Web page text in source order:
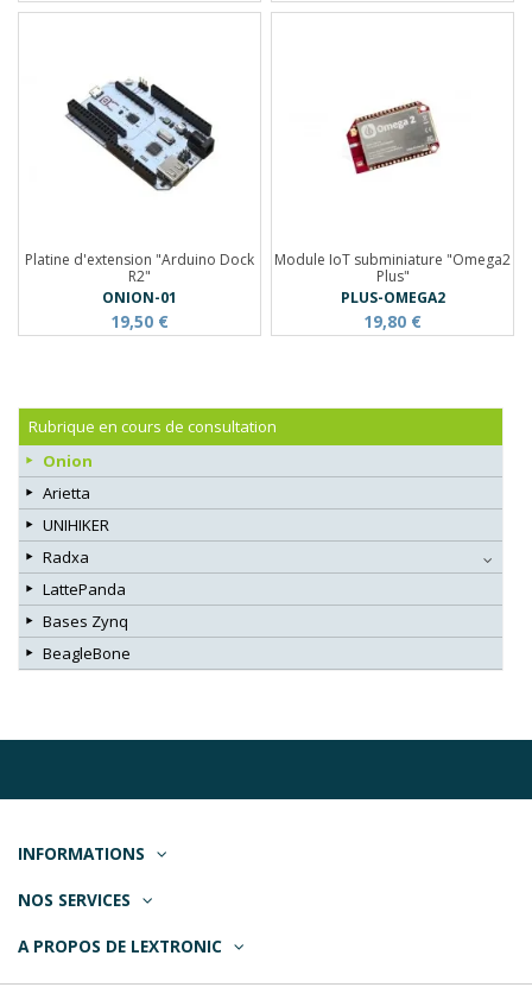
Platine d'extension "Arduino Dock
R2"
ONION-01
19,50 €
Module IoT subminiature "Omega2
Plus"
PLUS-OMEGA2
19,80 €
Rubrique en cours de consultation
Onion
Arietta
UNIHIKER
Radxa
LattePanda
Bases Zynq
BeagleBone
INFORMATIONS
NOS SERVICES
A PROPOS DE LEXTRONIC